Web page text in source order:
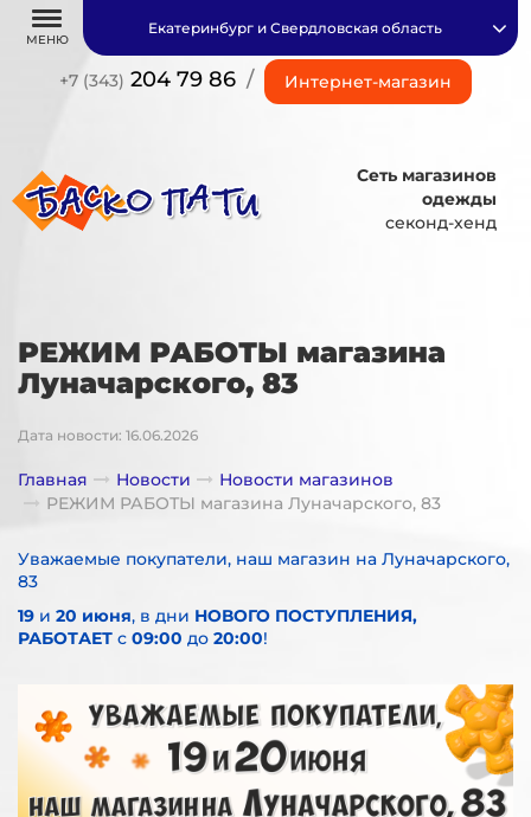
МЕНЮ
+7 (343) 204 79 86 / Интернет-магазин
Екатеринбург и Свердловская область
Сеть магазинов
одежды
секонд-хенд
РЕЖИМ РАБОТЫ магазина
Луначарского, 83
Дата новости: 16.06.2026
Главная Новости
Новости магазинов
РЕЖИМ РАБОТЫ магазина Луначарского, 83
Уважаемые покупатели, наш магазин на Луначарского,
83
19 и 20 июня, в дни НОВОГО ПОСТУПЛЕНИЯ,
РАБОТАЕТ с 09:00 до 20:00!